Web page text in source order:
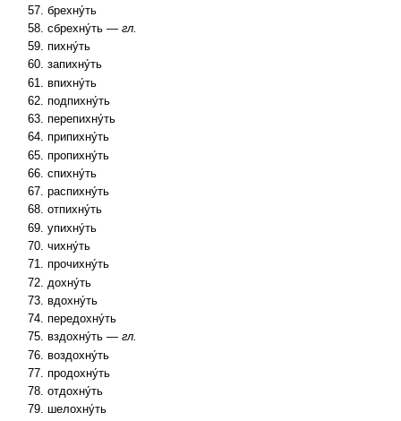
брехну́ть
сбрехну́ть —гл.
пихну́ть
запихну́ть
впихну́ть
подпихну́ть
перепихну́ть
припихну́ть
пропихну́ть
спихну́ть
распихну́ть
отпихну́ть
упихну́ть
чихну́ть
прочихну́ть
дохну́ть
вдохну́ть
передохну́ть
вздохну́ть —гл.
воздохну́ть
продохну́ть
отдохну́ть
шелохну́ть